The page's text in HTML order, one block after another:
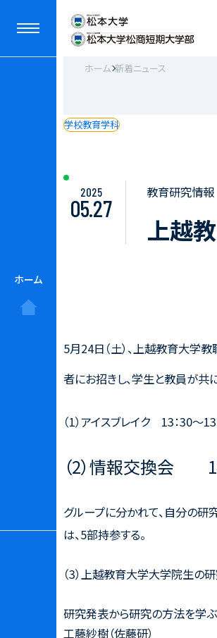
ホーム
ホーム 新着ニュース
学校教育学科
2025
05.27
教育研究情報
上越
5月24日（土）、上越教育大学
者にお招きし、学生と教員が共
（1）アイスブレイク 13：30～
（2）情報交換会
グループに分かれて、自分の研
は、5部持参する。
（3）上越教育大学大学院生
研究発表から研究の方法を学ぶ
工藤紗樹（佐藤研）